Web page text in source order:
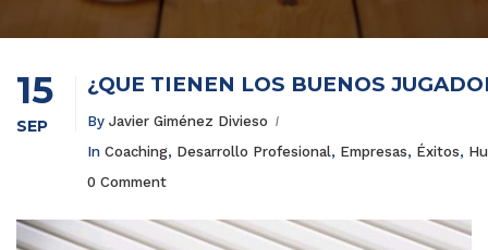
15
SEP
¿QUÉ TIENEN LOS BUENOS
By Javier Giménez Divieso
In Coaching, Desarrollo Profesional, Empresas, Éxitos,
0 Comment